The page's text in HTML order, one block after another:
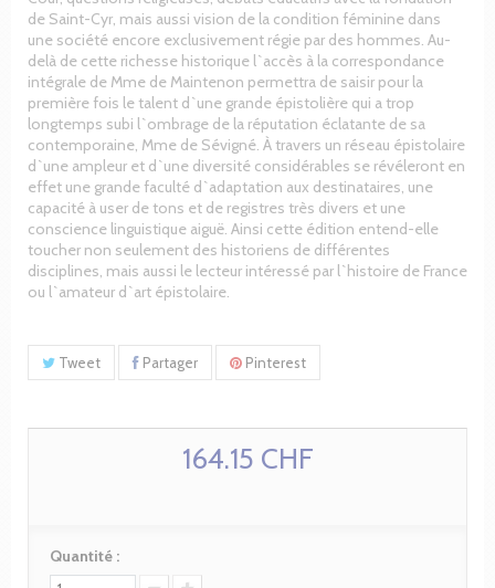
de Saint-Cyr, mais aussi vision de la condition féminine dans
une société encore exclusivement régie par des hommes. Au-
delà de cette richesse historique l`accès à la correspondance
intégrale de Mme de Maintenon permettra de saisir pour la
première fois le talent d`une grande épistolière qui a trop
longtemps subi l`ombrage de la réputation éclatante de sa
contemporaine, Mme de Sévigné. À travers un réseau épistolaire
d`une ampleur et d`une diversité considérables se révéleront en
effet une grande faculté d`adaptation aux destinataires, une
capacité à user de tons et de registres très divers et une
conscience linguistique aiguë. Ainsi cette édition entend-elle
toucher non seulement des historiens de différentes
disciplines, mais aussi le lecteur intéressé par l`histoire de France
ou l`amateur d`art épistolaire.
Tweet Partager Pinterest
164.15 CHF
Quantité :